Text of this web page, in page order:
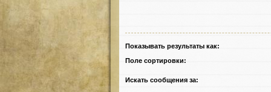
Показывать результаты как:
Поле сортировки:
Искать сообщения за: